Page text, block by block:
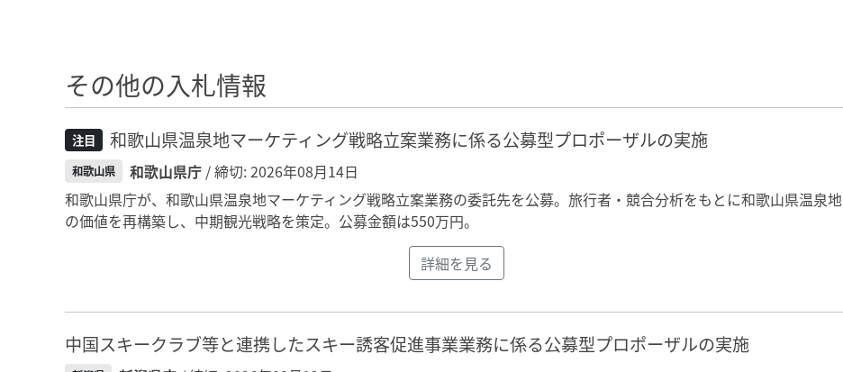
その他の入札情報
注目 和歌山県温泉地マーケティング戦略立案業務に係る公募型プロポーザルの実施
和歌山県 和歌山県庁 / 締切: 2026年08月14日
和歌山県庁が、和歌山県温泉地マーケティング戦略立案業務の委託先を公募。旅行者・競合分析をもとに和歌山県温泉地
の価値を再構築し、中期観光戦略を策定。公募金額は550万円。
詳細を見る
中国スキークラブ等と連携したスキー誘客促進事業業務に係る公募型プロポーザルの実施